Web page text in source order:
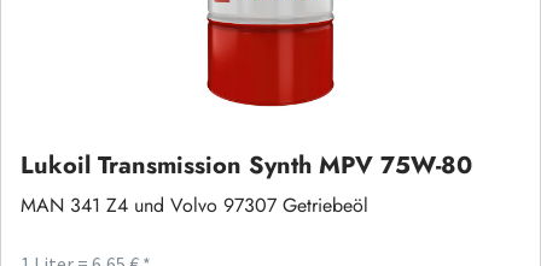
Lukoil Transmission Synth MPV 75W-80
MAN 341 Z4 und Volvo 97307 Getriebeöl